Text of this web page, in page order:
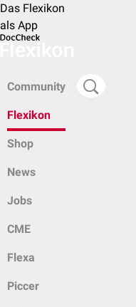
Das Flexikon
als App
Community
Flexikon
Shop
News
Jobs
CME
Flexa
Piccer